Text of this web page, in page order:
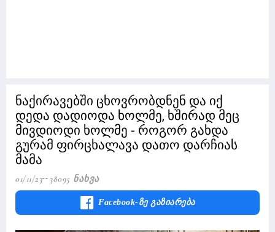
ნაქირავებში ცხოვრობდნენ და იქ
დედა დადიოდა ხოლმე, ხშირად მეც
მივდიოდი ხოლმე - როგორ გახდა
გურამ ფირცხალავა დათო დარჩიას
მამა
01/11/23 38095 Ნახვა
Facebook-Ზე Გაზიარება